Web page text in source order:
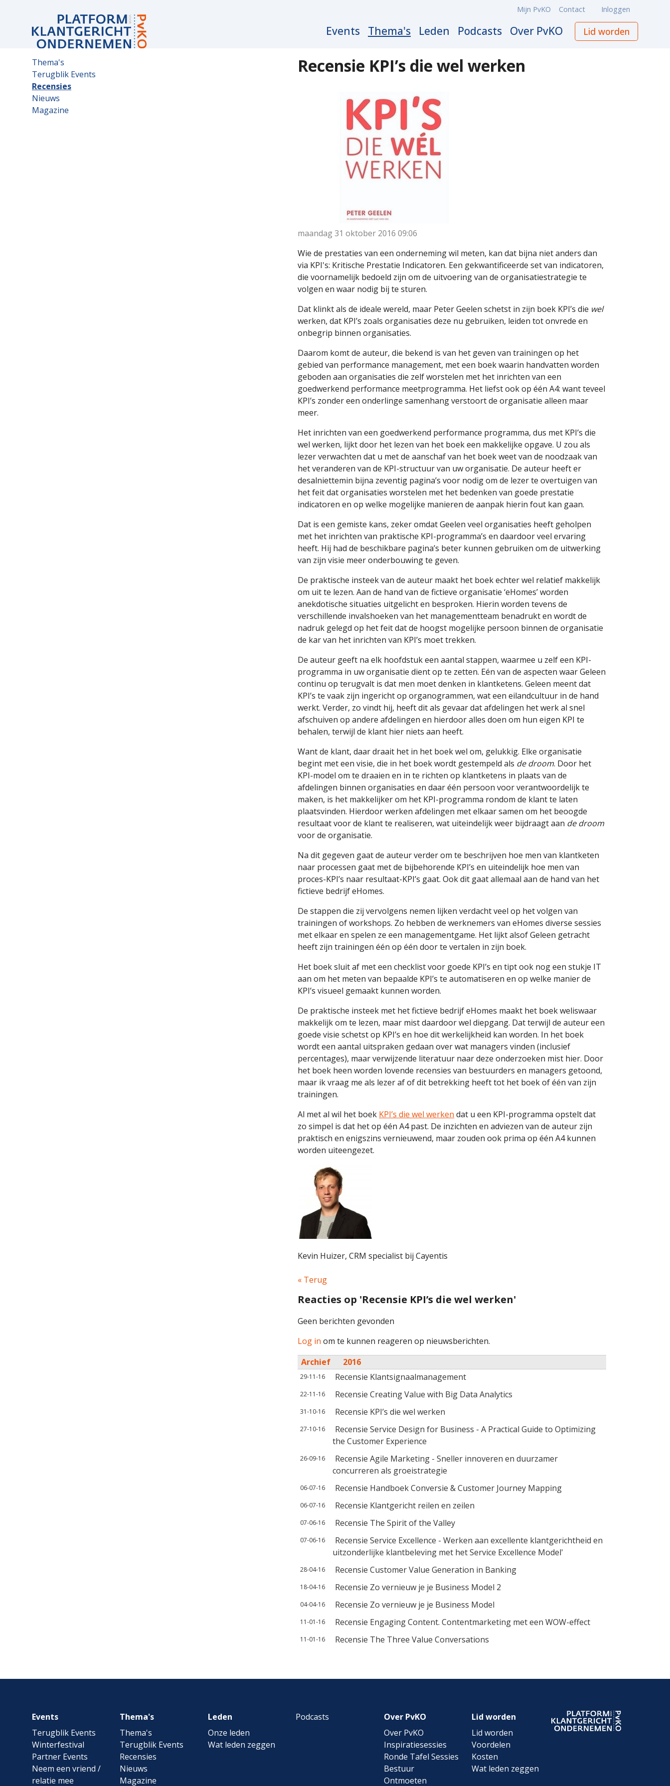
navigation
Events Thema's Leden Podcasts Over PvKO Lid worden
Meta
Mijn PvKO Contact Inloggen
Recensie KPI’s die wel werken
maandag 31 oktober 201609:06
Wie de prestaties van een onderneming wil meten, kan dat bijna niet anders dan
via KPI's: Kritische Prestatie Indicatoren. Een gekwantificeerde set van indicatoren,
die voornamelijk bedoeld zijn om de uitvoering van de organisatiestrategie te
volgen en waar nodig bij te sturen.
Dat klinkt als de ideale wereld, maar Peter Geelen schetst in zijn boek KPI’s die wel
werken, dat KPI’s zoals organisaties deze nu gebruiken, leiden tot onvrede en
onbegrip binnen organisaties.
Daarom komt de auteur, die bekend is van het geven van trainingen op het
gebied van performance management, met een boek waarin handvatten worden
geboden aan organisaties die zelf worstelen met het inrichten van een
goedwerkend performance meetprogramma. Het liefst ook op één A4: want teveel
KPI’s zonder een onderlinge samenhang verstoort de organisatie alleen maar
meer.
Het inrichten van een goedwerkend performance programma, dus met KPI’s die
wel werken, lijkt door het lezen van het boek een makkelijke opgave. U zou als
lezer verwachten dat u met de aanschaf van het boek weet van de noodzaak van
het veranderen van de KPI-structuur van uw organisatie. De auteur heeft er
desalniettemin bijna zeventig pagina’s voor nodig om de lezer te overtuigen van
het feit dat organisaties worstelen met het bedenken van goede prestatie
indicatoren en op welke mogelijke manieren de aanpak hierin fout kan gaan.
Dat is een gemiste kans, zeker omdat Geelen veel organisaties heeft geholpen
met het inrichten van praktische KPI-programma’s en daardoor veel ervaring
heeft. Hij had de beschikbare pagina’s beter kunnen gebruiken om de uitwerking
van zijn visie meer onderbouwing te geven.
De praktische insteek van de auteur maakt het boek echter wel relatief makkelijk
om uit te lezen. Aan de hand van de fictieve organisatie ‘eHomes’ worden
anekdotische situaties uitgelicht en besproken. Hierin worden tevens de
verschillende invalshoeken van het managementteam benadrukt en wordt de
nadruk gelegd op het feit dat de hoogst mogelijke persoon binnen de organisatie
de kar van het inrichten van KPI’s moet trekken.
De auteur geeft na elk hoofdstuk een aantal stappen, waarmee u zelf een KPI-
programma in uw organisatie dient op te zetten. Eén van de aspecten waar Geleen
continu op terugvalt is dat men moet denken in klantketens. Geleen meent dat
KPI’s te vaak zijn ingericht op organogrammen, wat een eilandcultuur in de hand
werkt. Verder, zo vindt hij, heeft dit als gevaar dat afdelingen het werk al snel
afschuiven op andere afdelingen en hierdoor alles doen om hun eigen KPI te
behalen, terwijl de klant hier niets aan heeft.
Want de klant, daar draait het in het boek wel om, gelukkig. Elke organisatie
begint met een visie, die in het boek wordt gestempeld als de droom. Door het
KPI-model om te draaien en in te richten op klantketens in plaats van de
afdelingen binnen organisaties en daar één persoon voor verantwoordelijk te
maken, is het makkelijker om het KPI-programma rondom de klant te laten
plaatsvinden. Hierdoor werken afdelingen met elkaar samen om het beoogde
resultaat voor de klant te realiseren, wat uiteindelijk weer bijdraagt aan de droom
voor de organisatie.
Na dit gegeven gaat de auteur verder om te beschrijven hoe men van klantketen
naar processen gaat met de bijbehorende KPI’s en uiteindelijk hoe men van
proces-KPI’s naar resultaat-KPI’s gaat. Ook dit gaat allemaal aan de hand van het
fictieve bedrijf eHomes.
De stappen die zij vervolgens nemen lijken verdacht veel op het volgen van
trainingen of workshops. Zo hebben de werknemers van eHomes diverse sessies
met elkaar en spelen ze een managementgame. Het lijkt alsof Geleen getracht
heeft zijn trainingen één op één door te vertalen in zijn boek.
Het boek sluit af met een checklist voor goede KPI’s en tipt ook nog een stukje IT
aan om het meten van bepaalde KPI’s te automatiseren en op welke manier de
KPI’s visueel gemaakt kunnen worden.
De praktische insteek met het fictieve bedrijf eHomes maakt het boek weliswaar
makkelijk om te lezen, maar mist daardoor wel diepgang. Dat terwijl de auteur een
goede visie schetst op KPI’s en hoe dit werkelijkheid kan worden. In het boek
wordt een aantal uitspraken gedaan over wat managers vinden (inclusief
percentages), maar verwijzende literatuur naar deze onderzoeken mist hier. Door
het boek heen worden lovende recensies van bestuurders en managers getoond,
maar ik vraag me als lezer af of dit betrekking heeft tot het boek of één van zijn
trainingen.
Al met al wil het boek KPI’s die wel werken dat u een KPI-programma opstelt dat
zo simpel is dat het op één A4 past. De inzichten en adviezen van de auteur zijn
praktisch en enigszins vernieuwend, maar zouden ook prima op één A4 kunnen
worden uiteengezet.
Kevin Huizer, CRM specialist bij Cayentis
« Terug
Reacties op 'Recensie KPI’s die wel werken'
Geen berichten gevonden
Log in om te kunnen reageren op nieuwsberichten.
Archief
2016
29-11-16 Recensie Klantsignaalmanagement
22-11-16 Recensie Creating Value with Big Data Analytics
31-10-16 Recensie KPI’s die wel werken
27-10-16
Recensie Service Design for Business - A Practical Guide to Optimizing
the Customer Experience
26-09-16
Recensie Agile Marketing - Sneller innoveren en duurzamer
concurreren als groeistrategie
06-07-16 Recensie Handboek Conversie & Customer Journey Mapping
06-07-16 Recensie Klantgericht reilen en zeilen
07-06-16 Recensie The Spirit of the Valley
07-06-16
Recensie Service Excellence - Werken aan excellente klantgerichtheid en
uitzonderlijke klantbeleving met het Service Excellence Model'
28-04-16 Recensie Customer Value Generation in Banking
18-04-16 Recensie Zo vernieuw je je Business Model 2
04-04-16 Recensie Zo vernieuw je je Business Model
11-01-16 Recensie Engaging Content. Contentmarketing met een WOW-effect
11-01-16 Recensie The Three Value Conversations
Sub
navigation
Thema's
Terugblik Events
Recensies
Nieuws
Magazine
Footer
navigation
Events
Terugblik Events
Winterfestival
Partner Events
Neem een vriend /
relatie mee
Thema's
Thema's
Terugblik Events
Recensies
Nieuws
Magazine
Leden
Onze leden
Wat leden zeggen
Podcasts
Over PvKO
Over PvKO
Inspiratiesessies
Ronde Tafel Sessies
Bestuur
Ontmoeten
Lid worden
Lid worden
Voordelen
Kosten
Wat leden zeggen